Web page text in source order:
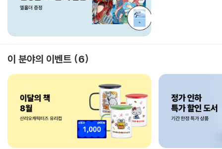
이 분야의 이벤트 6